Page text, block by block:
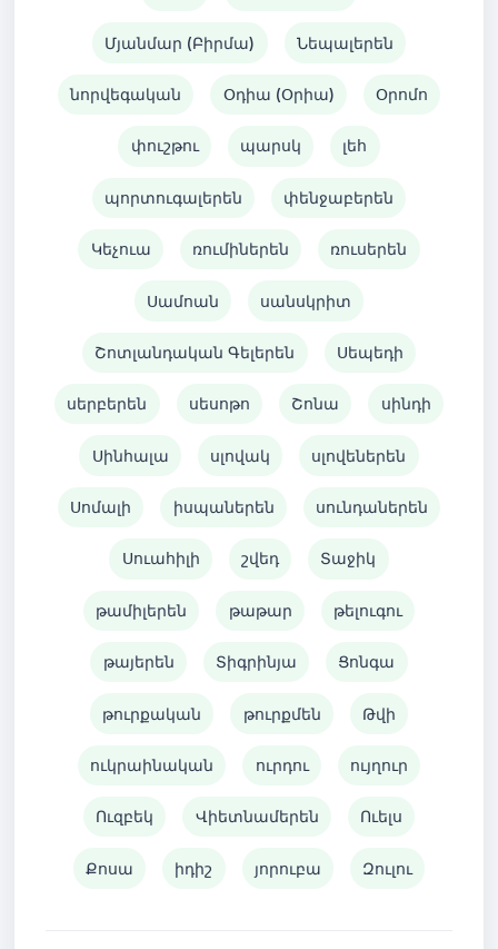
Մյանմար (Բիրմա) Նեպալերեն
նորվեգական Օդիա (Օրիա) Օրոմո
փուշթու պարսկ լեհ
պորտուգալերեն փենջաբերեն
Կեչուա ռումիներեն ռուսերեն
Սամոան սանսկրիտ
Շոտլանդական Գելերեն Սեպեդի
սերբերեն սեսոթո Շոնա սինդի
Սինհալա սլովակ սլովեներեն
Սոմալի իսպաներեն սունդաներեն
Սուահիլի շվեդ Տաջիկ
թամիլերեն թաթար թելուգու
թայերեն Տիգրինյա Ցոնգա
թուրքական թուրքմեն Թվի
ուկրաինական ուրդու ույղուր
Ուզբեկ Վիետնամերեն Ուելս
Քոսա իդիշ յորուբա Զուլու